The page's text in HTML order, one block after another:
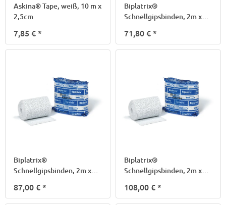
Askina® Tape, weiß, 10 m x
2,5cm
7,85 €*
Biplatrix®
Schnellgipsbinden, 2m x
71,80 €*
Biplatrix®
Schnellgipsbinden, 2m x
87,00 €*
Biplatrix®
Schnellgipsbinden, 2m x
108,00 €*